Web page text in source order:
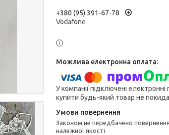
+380 (95) 391-67-78
Vodafone
У компанії підключені
купити будь-який товар не
Законом не передбачено повернення та обмін даного товару
належної якості